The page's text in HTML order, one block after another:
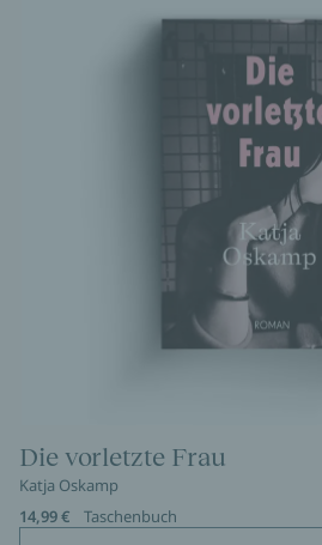
Die vorletzte Frau
Katja Oskamp
14,99 €
Taschenbuch